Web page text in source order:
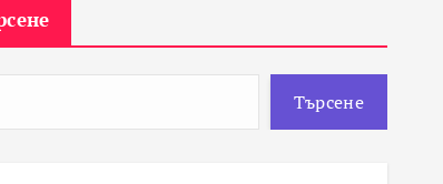
Търсене